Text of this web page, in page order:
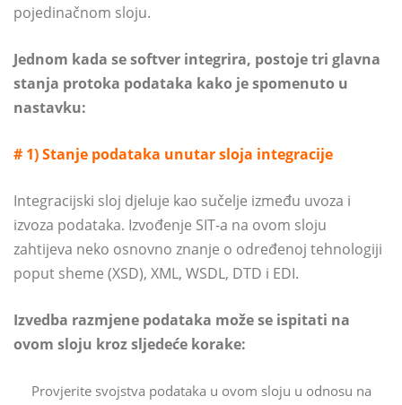
pojedinačnom sloju.
Jednom kada se softver integrira, postoje tri glavna
stanja protoka podataka kako je spomenuto u
nastavku:
# 1) Stanje podataka unutar sloja integracije
Integracijski sloj djeluje kao sučelje između uvoza i
izvoza podataka. Izvođenje SIT-a na ovom sloju
zahtijeva neko osnovno znanje o određenoj tehnologiji
poput sheme (XSD), XML, WSDL, DTD i EDI.
Izvedba razmjene podataka može se ispitati na
ovom sloju kroz sljedeće korake:
Provjerite svojstva podataka u ovom sloju u odnosu na